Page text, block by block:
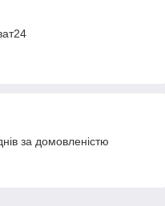
за домовленістю